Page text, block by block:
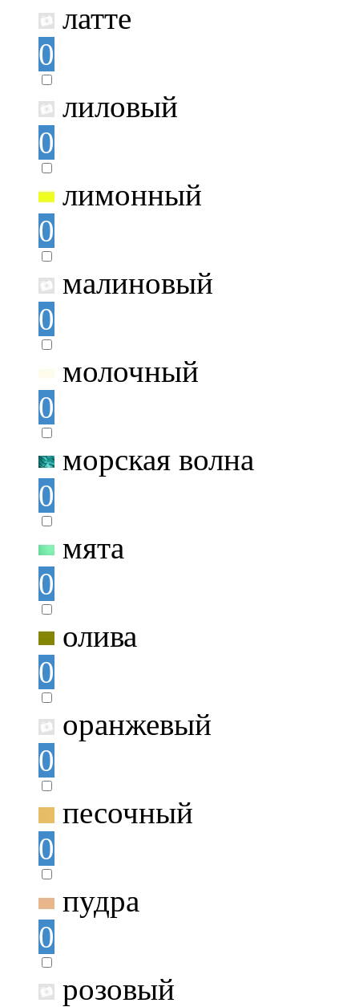
латте
0
лиловый
0
лимонный
0
малиновый
0
молочный
0
морская волна
0
мята
0
олива
0
оранжевый
0
песочный
0
пудра
0
розовый